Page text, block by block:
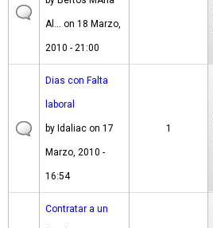
Al... on 18 Marzo,
2010 - 21:00
Dias con Falta
laboral
by Idaliac on 17
Marzo, 2010 -
16:54
1
Contratar a un